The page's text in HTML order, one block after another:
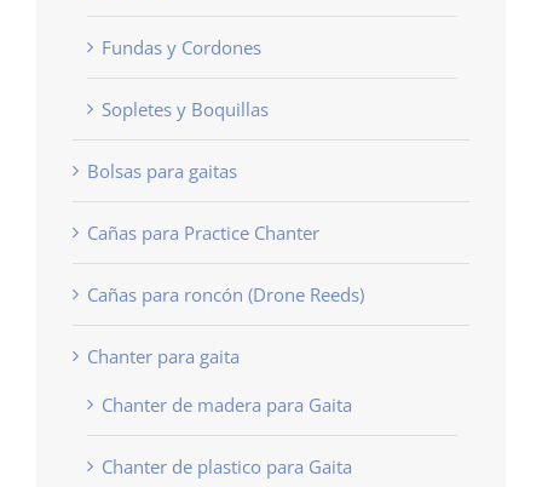
Fundas y Cordones
Sopletes y Boquillas
Bolsas para gaitas
Cañas para Practice Chanter
Cañas para roncón (Drone Reeds)
Chanter para gaita
Chanter de madera para Gaita
Chanter de plastico para Gaita